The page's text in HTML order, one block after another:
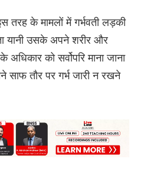
तरह के मामलों में गर्भवती लड़की
यानी उसके अपने शरीर और
को सर्वोपरि माना जाना
तौर पर गर्भ जारी न रखने